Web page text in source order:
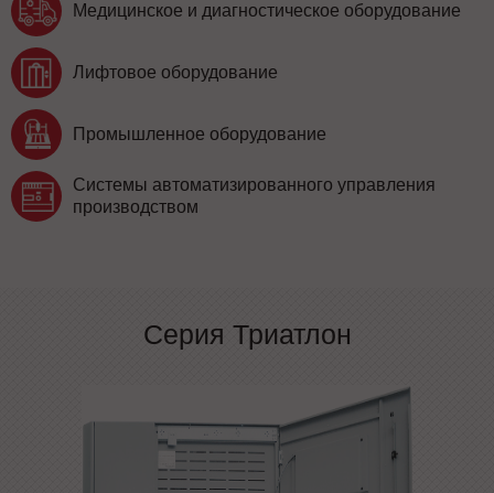
Медицинское и диагностическое оборудование
Лифтовое оборудование
Промышленное оборудование
Системы автоматизированного управления
производством
Серия Триатлон